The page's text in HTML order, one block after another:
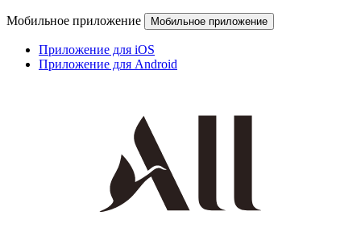
Мобильное приложение Мобильное приложение
Приложение для iOS
Приложение для Android